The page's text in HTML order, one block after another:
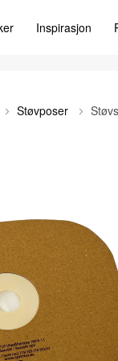
Inspirasjon
Støvposer